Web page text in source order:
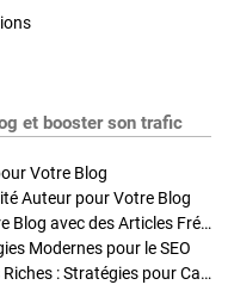
et booster son trafic
Votre Blog
Auteur pour Votre Blog
Stratégies de Publication : Boostez Votre Blog avec des Articles Fréquents et Exclusifs
Modernes pour le SEO
Enrichir Vos Articles avec des Contenus Riches : Stratégies pour Captiver et Optimiser